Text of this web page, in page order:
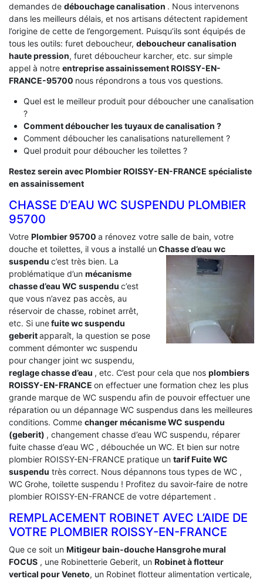
demandes de débouchage canalisation . Nous intervenons
dans les meilleurs délais, et nos artisans détectent rapidement
l’origine de cette de l’engorgement. Puisqu’ils sont équipés de
tous les outils: furet deboucheur, deboucheur canalisation
haute pression, furet déboucheur karcher, etc. sur simple
appel à notre entreprise assainissement ROISSY-EN-
FRANCE-95700 nous répondrons a tous vos questions.
Quel est le meilleur produit pour déboucher une canalisation
?
Comment déboucher les tuyaux de canalisation ?
Comment déboucher les canalisations naturellement ?
Quel produit pour déboucher les toilettes ?
Restez serein avec Plombier ROISSY-EN-FRANCE spécialiste
en assainissement
CHASSE D’EAU WC SUSPENDU PLOMBIER
95700
Votre Plombier 95700 a rénovez votre salle de bain, votre
douche et toilettes, il vous a installé unChasse d’eau wc
suspendu c’est très bien. La
problématique d’un mécanisme
chasse d’eau WC suspendu c’est
que vous n’avez pas accès, au
réservoir de chasse, robinet arrêt,
etc. Si unefuite wc suspendu
geberitapparaît, la question se pose
comment démonter wc suspendu
pour changer joint wc suspendu,
reglage chasse d’eau , etc. C’est pour cela que nos plombiers
ROISSY-EN-FRANCE on effectuer une formation chez les plus
grande marque de WC suspendu afin de pouvoir effectuer une
réparation ou un dépannage WC suspendus dans les meilleures
conditions. Comme changer mécanisme WC suspendu
(geberit) , changement chasse d’eau WC suspendu, réparer
fuite chasse d’eau WC , débouchée un WC. Et bien sur notre
plombier ROISSY-EN-FRANCE pratique un tarif Fuite WC
suspendu très correct. Nous dépannons tous types de WC ,
WC Grohe, toilette suspendu ! Profitez du savoir-faire de notre
plombier ROISSY-EN-FRANCE de votre département .
REMPLACEMENT ROBINET AVEC L’AIDE DE
VOTRE PLOMBIER ROISSY-EN-FRANCE
Que ce soit un Mitigeur bain-douche Hansgrohe mural
FOCUS , une Robinetterie Geberit, un Robinet à flotteur
vertical pour Veneto, un Robinet flotteur alimentation verticale,